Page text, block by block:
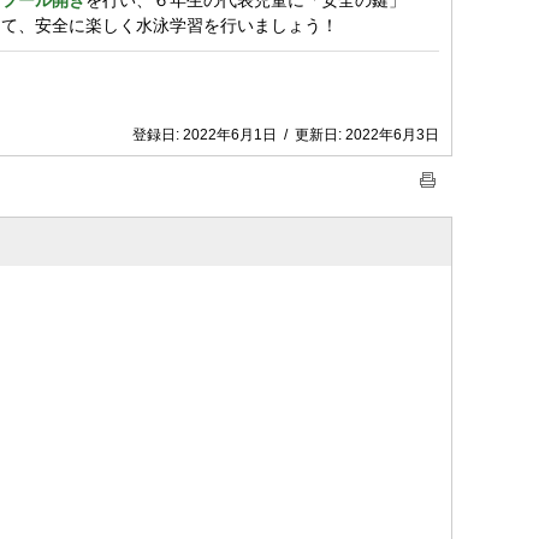
、安全に楽しく水泳学習を行いましょう！
登録日: 2022年6月1日 / 更新日: 2022年6月3日